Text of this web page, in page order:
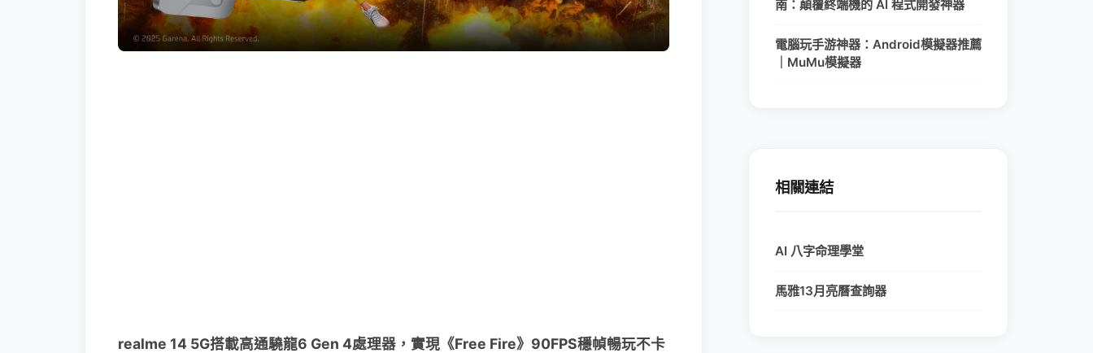
realme 14 5G搭載高通驍龍6 Gen 4處理器，實現《Free Fire》90FPS穩幀暢玩不卡
南：顛覆終端機的 AI 程式開發神器
電腦玩手游神器：Android模擬器推薦
｜MuMu模擬器
相關連結
AI 八字命理學堂
馬雅13月亮曆查詢器